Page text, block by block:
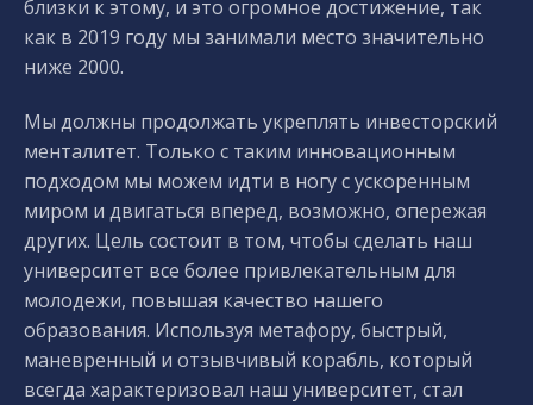
близки к этому, и это огромное достижение, так
как в 2019 году мы занимали место значительно
ниже 2000.
Мы должны продолжать укреплять инвесторский
менталитет. Только с таким инновационным
подходом мы можем идти в ногу с ускоренным
миром и двигаться вперед, возможно, опережая
других. Цель состоит в том, чтобы сделать наш
университет все более привлекательным для
молодежи, повышая качество нашего
образования. Используя метафору, быстрый,
маневренный и отзывчивый корабль, который
всегда характеризовал наш университет, стал